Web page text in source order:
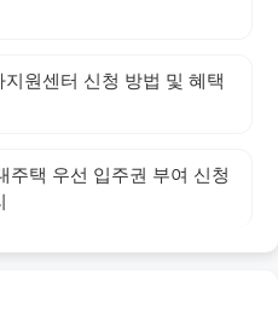
원센터 신청 방법 및 혜택
주택 우선 입주권 부여 신청